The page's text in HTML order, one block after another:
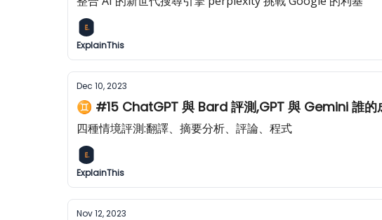
ExplainThis
Dec 10, 2023
♊️ #15 ChatGPT 與 Bard 評測,GPT 與 Gemini 誰的
四種情境評測:翻譯、摘要分析、評論、程式
ExplainThis
Nov 12, 2023